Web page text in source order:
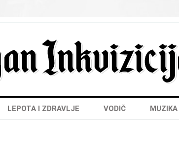
LEPOTA I ZDRAVLJE VODIČ MUZIKA